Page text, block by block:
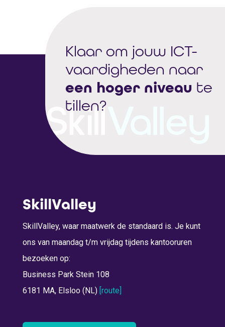
Klaar om jouw ICT-
vaardigheden naar
een hoger niveau te
tillen?
SkillValley
SkillValley, waar maatwerk de standaard is. Je kunt
ons van maandag t/m vrijdag tijdens kantooruren
bezoeken op:
Business Park Stein 108
6181 MA, Elsloo (NL) [route]